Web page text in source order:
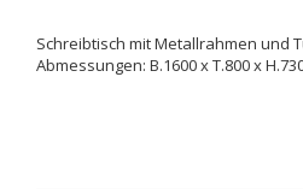
Schreibtisch mit Metallrahmen und
Abmessungen: B.1600 x T.800 x